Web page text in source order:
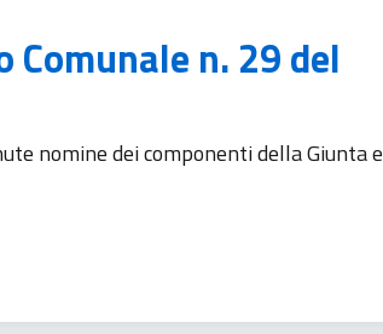
Comunale n. 29 del
nomine dei componenti della Giunta e